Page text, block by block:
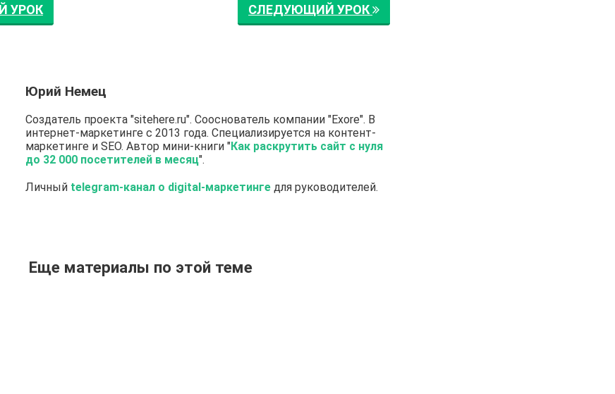
УРОК СЛЕДУЮЩИЙ УРОК
Юрий Немец
Создатель проекта "sitehere.ru". Сооснователь компании "Exore". В
интернет-маркетинге с 2013 года. Специализируется на контент-
маркетинге и SEO. Автор мини-книги "Как раскрутить сайт с нуля
до 32 000 посетителей в месяц".
Личный telegram-канал о digital-маркетингедля руководителей.
Еще материалы по этой теме